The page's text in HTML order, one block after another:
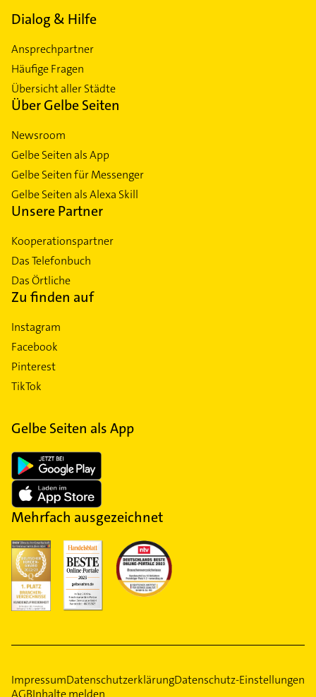
Dialog & Hilfe
Ansprechpartner
Häufige Fragen
Übersicht aller Städte
Über Gelbe Seiten
Newsroom
Gelbe Seiten als App
Gelbe Seiten für Messenger
Gelbe Seiten als Alexa Skill
Unsere Partner
Kooperationspartner
Das Telefonbuch
Das Örtliche
Zu finden auf
Instagram
Facebook
Pinterest
TikTok
Gelbe Seiten als App
Mehrfach ausgezeichnet
ImpressumDatenschutzerklärungDatenschutz-Einstellungen
AGBInhalte melden